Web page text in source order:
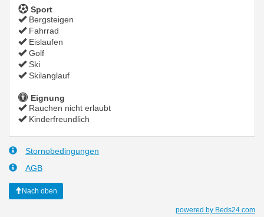
Sport
Bergsteigen
Fahrrad
Eislaufen
Golf
Ski
Skilanglauf
Eignung
Rauchen nicht erlaubt
Kinderfreundlich
Stornobedingungen
AGB
Nach oben
powered by Beds24.com